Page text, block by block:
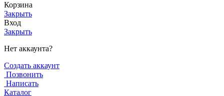
Корзина
Закрыть
Вход
Закрыть
Нет аккаунта?
Создать аккаунт
Позвонить
Написать
Каталог